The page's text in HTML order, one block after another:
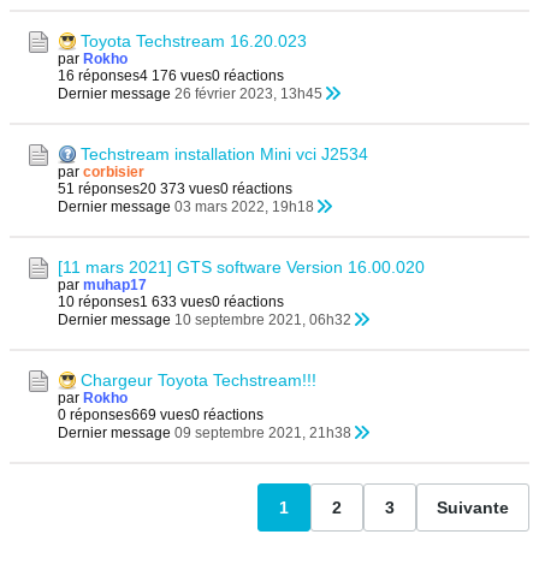
Toyota Techstream 16.20.023
par Rokho
16 réponses4 176 vues0 réactions
Dernier message 26 février 2023, 13h45
Techstream installation Mini vci J2534
par corbisier
51 réponses20 373 vues0 réactions
Dernier message 03 mars 2022, 19h18
[11 mars 2021] GTS software Version 16.00.020
par muhap17
10 réponses1 633 vues0 réactions
Dernier message 10 septembre 2021, 06h32
Chargeur Toyota Techstream!!!
par Rokho
0 réponses669 vues0 réactions
Dernier message 09 septembre 2021, 21h38
1 2 3 Suivante